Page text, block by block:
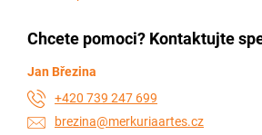
Chcete pomoci? Kontaktujte
Jan Březina
+420 739 247 699
brezina@merkuriaartes.cz